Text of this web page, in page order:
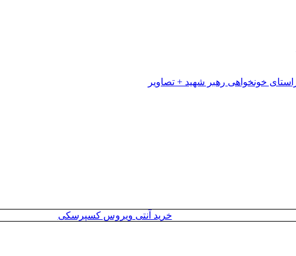
خرید آنتی ویروس کسپرسکی